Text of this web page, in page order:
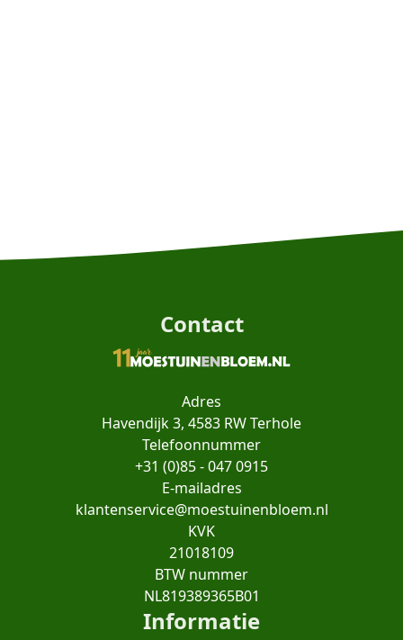
Contact
Adres
Havendijk 3, 4583 RW Terhole
Telefoonnummer
+31 (0)85 - 047 0915
E-mailadres
klantenservice@moestuinenbloem.nl
KVK
21018109
BTW nummer
NL819389365B01
Informatie